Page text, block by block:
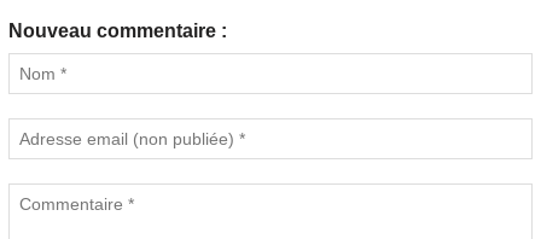
Nouveau commentaire :